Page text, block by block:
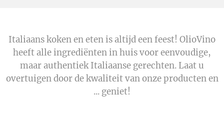
Italiaans koken en eten is altijd een feest! OlioVino
heeft alle ingrediënten in huis voor eenvoudige,
maar authentiek Italiaanse gerechten. Laat u
overtuigen door de kwaliteit van onze producten en
... geniet!